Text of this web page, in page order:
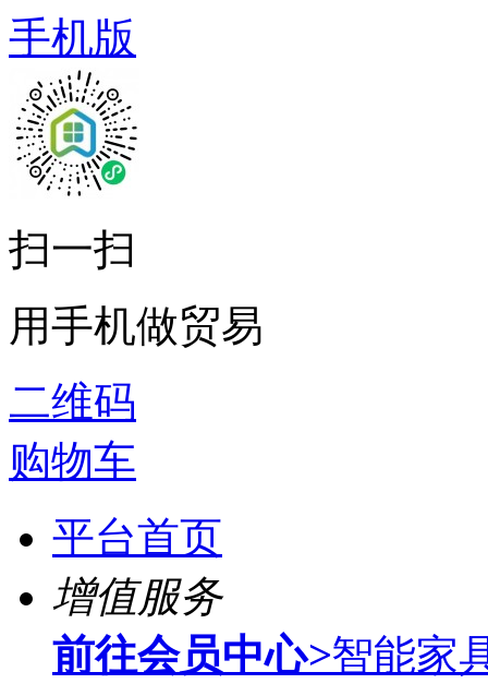
手机版
扫一扫
用手机做贸易
二维码
购物车
平台首页
增值服务
前往会员中心>智能家